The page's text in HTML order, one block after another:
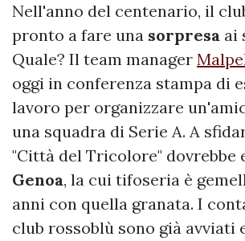
Nell'anno del centenario, il
pronto a fare una sorpresa ai
Quale? Il team manager
oggi in conferenza stampa di
lavoro per organizzare
una squadra di Serie A. A
"Città del Tricolore" dovrebbe
Genoa, la cui tifoseria è
anni con quella granata. I
club rossoblù sono già avviati